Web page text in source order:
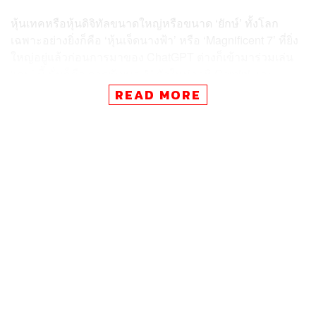
หุ้นเทคหรือหุ้นดิจิทัลขนาดใหญ่หรือขนาด ‘ยักษ์’ ทั้งโลก
Claude ถูกเปิดตัวตามออกมาอย่างรวดเร็ว แต่ละตัวต่างก็มี
จุดเด่นที่สามารถแข่งขันได้กับ AI ตัวอื่น
READ MORE